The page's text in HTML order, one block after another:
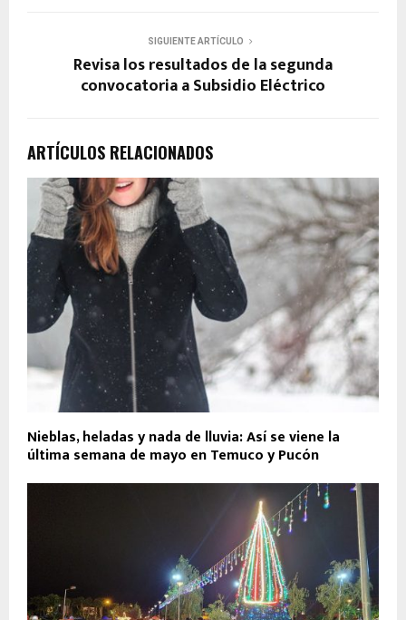
SIGUIENTE ARTÍCULO
Revisa los resultados de la segunda
convocatoria a Subsidio Eléctrico
ARTÍCULOS RELACIONADOS
Nieblas, heladas y nada de lluvia: Así se viene la
última semana de mayo en Temuco y Pucón